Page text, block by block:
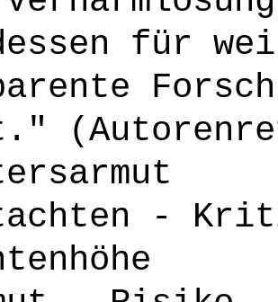
für
-